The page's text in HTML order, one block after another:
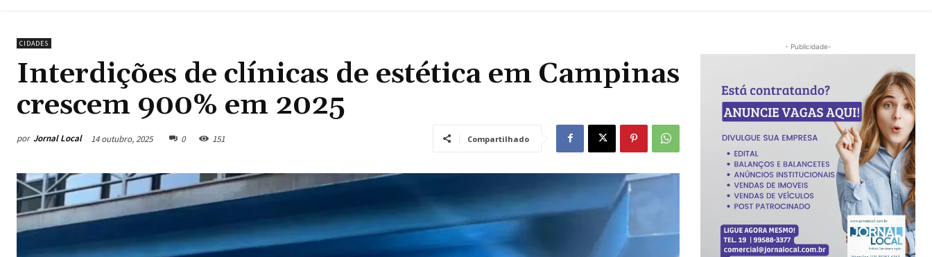
CIDADES
Interdições de clínicas de estética em Campinas
crescem 900% em 2025
por Jornal Local 14 outubro, 2025 0 151 Compartilhado
- Publicidade-